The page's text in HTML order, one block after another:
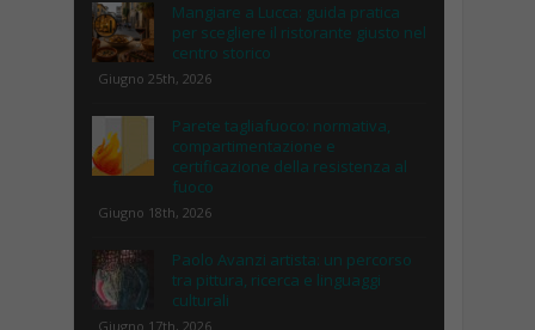
Mangiare a Lucca: guida pratica
per scegliere il ristorante giusto nel
centro storico
Giugno 25th, 2026
Parete tagliafuoco: normativa,
compartimentazione e
certificazione della resistenza al
fuoco
Giugno 18th, 2026
Paolo Avanzi artista: un percorso
tra pittura, ricerca e linguaggi
culturali
Giugno 17th, 2026